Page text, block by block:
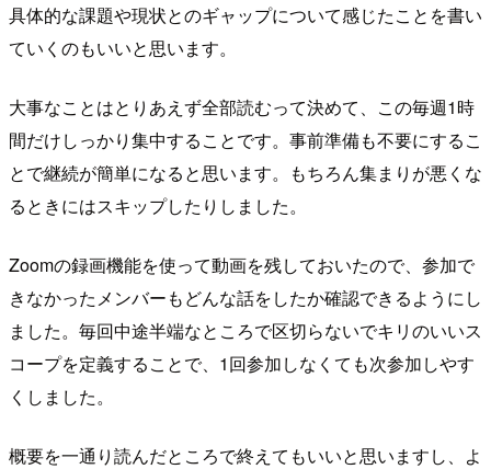
具体的な課題や現状とのギャップについて感じたことを書い
ていくのもいいと思います。
大事なことはとりあえず全部読むって決めて、この毎週1時
間だけしっかり集中することです。事前準備も不要にするこ
とで継続が簡単になると思います。もちろん集まりが悪くな
るときにはスキップしたりしました。
Zoomの録画機能を使って動画を残しておいたので、参加で
きなかったメンバーもどんな話をしたか確認できるようにし
ました。毎回中途半端なところで区切らないでキリのいいス
コープを定義することで、1回参加しなくても次参加しやす
くしました。
概要を一通り読んだところで終えてもいいと思いますし、よ